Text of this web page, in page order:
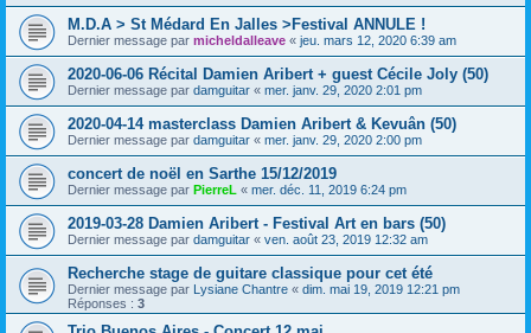
M.D.A > St Médard En Jalles >Festival ANNULE !
Dernier message par micheldalleave « jeu. mars 12, 2020 6:39 am
2020-06-06 Récital Damien Aribert + guest Cécile Joly (50)
Dernier message par damguitar « mer. janv. 29, 2020 2:01 pm
2020-04-14 masterclass Damien Aribert & Kevuân (50)
Dernier message par damguitar « mer. janv. 29, 2020 2:00 pm
concert de noël en Sarthe 15/12/2019
Dernier message par PierreL « mer. déc. 11, 2019 6:24 pm
2019-03-28 Damien Aribert - Festival Art en bars (50)
Dernier message par damguitar « ven. août 23, 2019 12:32 am
Recherche stage de guitare classique pour cet été
Dernier message par Lysiane Chantre « dim. mai 19, 2019 12:21 pm
Réponses : 3